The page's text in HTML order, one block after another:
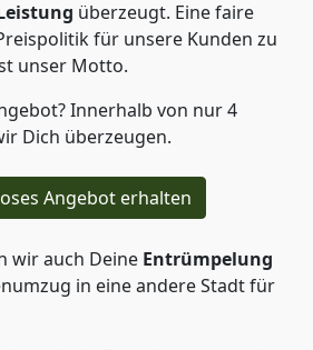
überzeugt. Eine faire
für unsere Kunden zu
unser Motto.
Innerhalb von nur 4
Dich überzeugen.
Angebot erhalten
wir auch Deine Entrümpelung
in eine andere Stadt für